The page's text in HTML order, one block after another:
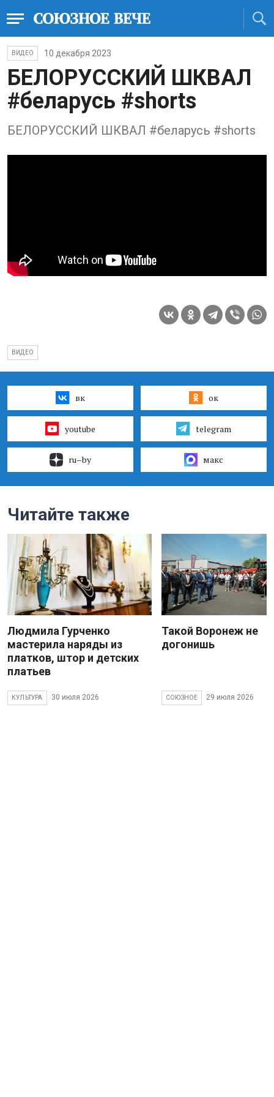
ВИДЕО 10 декабря 2023
БЕЛОРУССКИЙ ШКВАЛ
#беларусь #shorts
БЕЛОРУССКИЙ ШКВАЛ #беларусь #shorts
ВИДЕО
вк ок
youtube telegram
ru–by макс
Читайте также
Людмила Гурченко
мастерила наряды из
платков, штор и детских
платьев
КУЛЬТУРА 30 июля 2026
Такой Воронеж не
догонишь
СОЮЗНОЕ 29 июля 2026